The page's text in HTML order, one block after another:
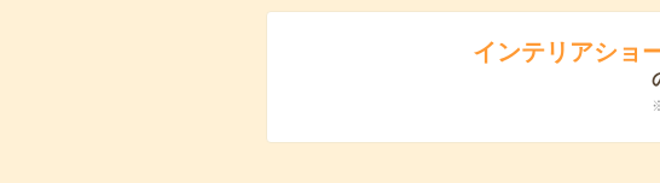
インテリアショ